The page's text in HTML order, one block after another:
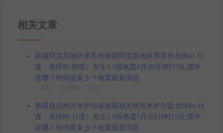
相关文章
新疆阿克苏地区库车市新疆阿克苏地区库车市北纬41.31
度，东经83.88度）发生3.1级地震4月28日9时37分,震中
在哪？经纬度多少？地震最新消息
新疆昌吉州吉木萨尔县新疆昌吉州吉木萨尔县北纬44.19
度，东经89.11度）发生3.3级地震5月3日18时15分,震中
在哪？经纬度多少？地震最新消息